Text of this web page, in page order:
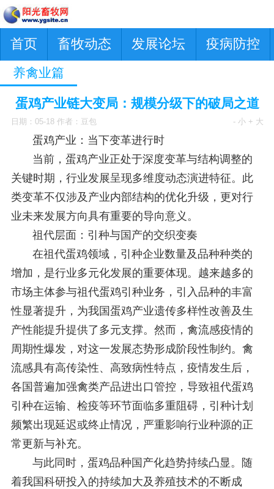
首页 畜牧动态 发展论坛 疫病防控
养禽业篇
蛋鸡产业链大变局：规模分级下的破局之道
日期：05-18 作者：豆包 - 小 + 大
蛋鸡产业：当下变革进行时
当前，蛋鸡产业正处于深度变革与结构调整的
关键时期，行业发展呈现多维度动态演进特征。此
类变革不仅涉及产业内部结构的优化升级，更对行
业未来发展方向具有重要的导向意义。
祖代层面：引种与国产的交织变奏
在祖代蛋鸡领域，引种企业数量及品种种类的
增加，是行业多元化发展的重要体现。越来越多的
市场主体参与祖代蛋鸡引种业务，引入品种的丰富
性显著提升，为我国蛋鸡产业遗传多样性改善及生
产性能提升提供了多元支撑。然而，禽流感疫情的
周期性爆发，对这一发展态势形成阶段性制约。禽
流感具有高传染性、高致病性特点，疫情发生后，
各国普遍加强禽类产品进出口管控，导致祖代蛋鸡
引种在运输、检疫等环节面临多重阻碍，引种计划
频繁出现延迟或终止情况，严重影响行业种源的正
常更新与补充。
与此同时，蛋鸡品种国产化趋势持续凸显。随
着我国科研投入的持续加大及养殖技术的不断成